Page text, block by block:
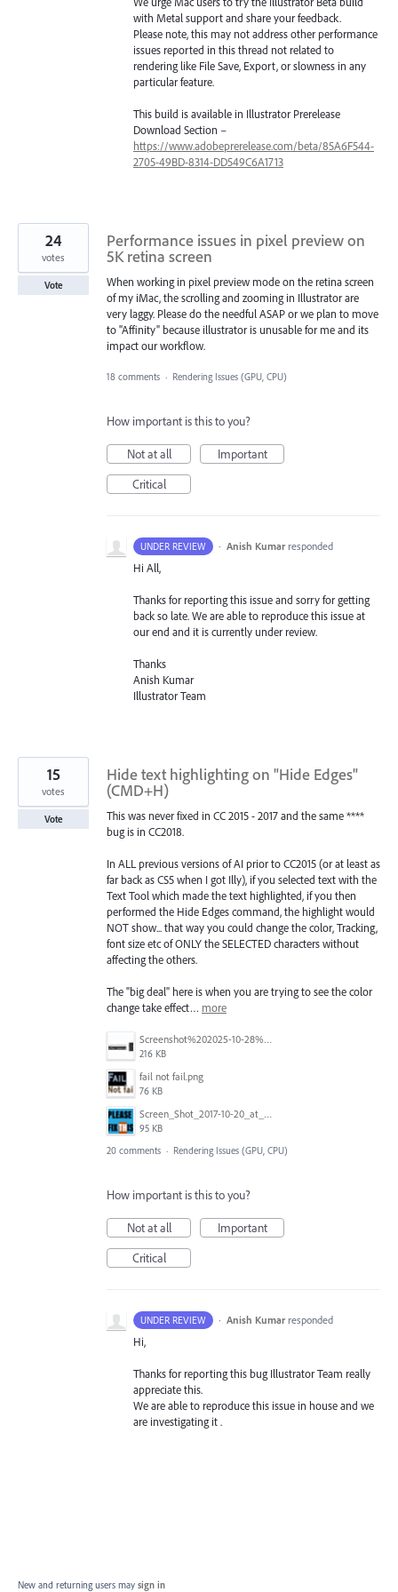
with Metal support and share your feedback.
Please note, this may not address other performance
issues reported in this thread not related to
rendering like File Save, Export, or slowness in any
particular feature.
This build is available in Illustrator Prerelease
Download Section –
https://www.adobeprerelease.com/beta/85A6F544-
2705-49BD-8314-DD549C6A1713
Performance issues in pixel preview on
5K retina screen
When working in pixel preview mode on the retina screen
of my iMac, the scrolling and zooming in Illustrator are
very laggy. Please do the needful ASAP or we plan to move
to "Affinity" because illustrator is unusable for me and its
impact our workflow.
24
votes
Vote
18 comments · Rendering Issues (GPU, CPU)
How important is this to you?
Not at all
Important
Critical
UNDER REVIEW · Anish Kumar responded
Hi All,
Thanks for reporting this issue and sorry for getting
back so late. We are able to reproduce this issue at
our end and it is currently under review.
Thanks
Anish Kumar
Illustrator Team
Hide text highlighting on "Hide Edges"
(CMD+H)
This was never fixed in CC 2015 - 2017 and the same ****
bug is in CC2018.
In ALL previous versions of AI prior to CC2015 (or at least as
far back as CS5 when I got Illy), if you selected text with the
Text Tool which made the text highlighted, if you then
performed the Hide Edges command, the highlight would
NOT show... that way you could change the color, Tracking,
font size etc of ONLY the SELECTED characters without
affecting the others.
The "big deal" here is when you are trying to see the color
change take effect… more
Screenshot%202025-10-28%20alle%2016.57.46.png
216 KB
fail not fail.png
76 KB
Screen_Shot_2017-10-20_at_9.14.11_PM.png
95 KB
15
votes
Vote
20 comments · Rendering Issues (GPU, CPU)
How important is this to you?
Not at all
Important
Critical
UNDER REVIEW · Anish Kumar responded
Hi,
Thanks for reporting this bug Illustrator Team really
appreciate this.
We are able to reproduce this issue in house and we
are investigating it .
New and returning users may sign in